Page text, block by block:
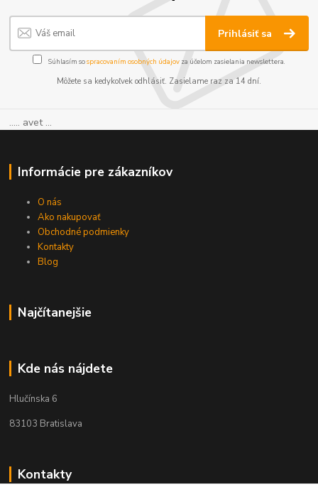
Prihlásiť sa
Súhlasím sospracovaním osobných údajov za účelom zasielania newslettera.
Môžete sa kedykoľvek odhlásiť. Zasielame raz za 14 dní.
..... avet ...
Informácie pre zákazníkov
O nás
Ako nakupovať
Obchodné podmienky
Kontakty
Blog
Najčítanejšie
Kde nás nájdete
Hlučínska 6
83103 Bratislava
Kontakty